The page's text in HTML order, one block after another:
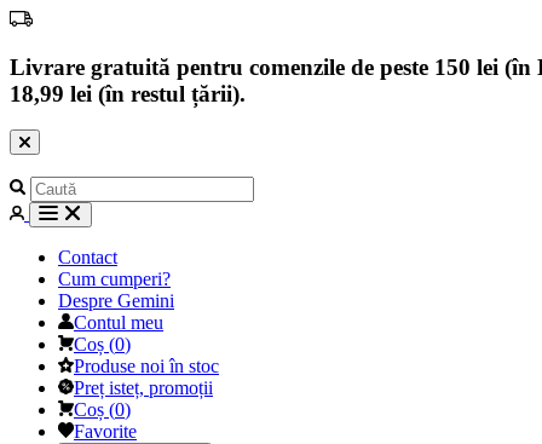
Livrare gratuită pentru comenzile de peste 150 lei
18,99 lei (în restul țării).
Contact
Cum cumperi?
Despre Gemini
Contul meu
Coș (0)
Produse noi în stoc
Preț isteț, promoții
Coș (0)
Favorite